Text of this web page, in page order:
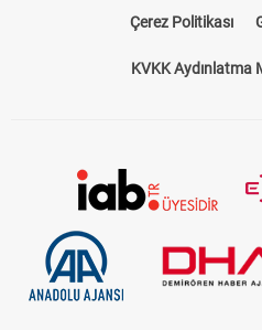
Çerez Politikası
KVKK Aydınlatma